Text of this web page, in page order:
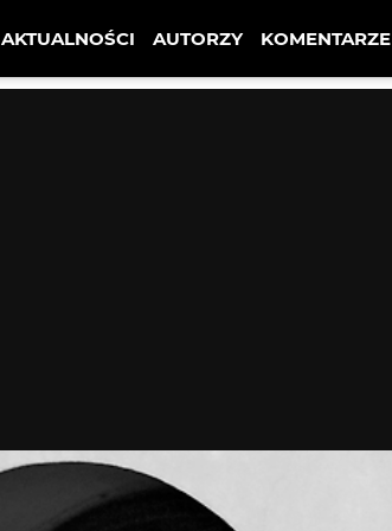
AKTUALNOŚCI AUTORZY KOMENTARZE